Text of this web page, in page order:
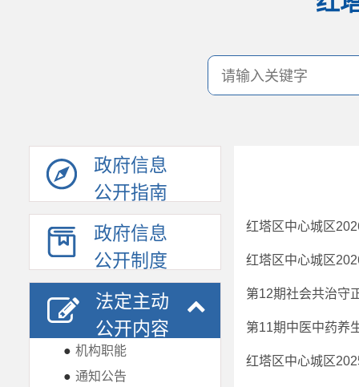
政府信息
公开指南
政府信息
公开制度
法定主动
公开内容
● 机构职能
● 通知公告
红塔区中心城区
红塔区中心城区
第12期社会共治守
第11期中医中药养
红塔区中心城区